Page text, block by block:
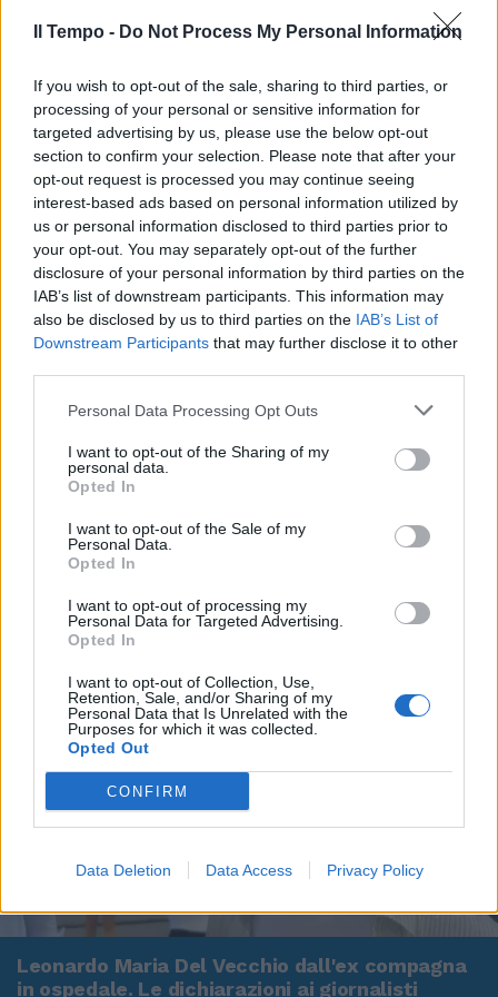
Il Tempo - Do Not Process My Personal Information
If you wish to opt-out of the sale, sharing to third parties, or
processing of your personal or sensitive information for
targeted advertising by us, please use the below opt-out
section to confirm your selection. Please note that after your
opt-out request is processed you may continue seeing
interest-based ads based on personal information utilized by
us or personal information disclosed to third parties prior to
your opt-out. You may separately opt-out of the further
disclosure of your personal information by third parties on the
IAB’s list of downstream participants. This information may
also be disclosed by us to third parties on the IAB’s List of
Downstream Participants that may further disclose it to other
Personal Data Processing Opt Outs
I want to opt-out of the Sharing of my
personal data.
Opted In
I want to opt-out of the Sale of my
Personal Data.
Opted In
I want to opt-out of processing my
Personal Data for Targeted Advertising.
Opted In
I want to opt-out of Collection, Use,
Retention, Sale, and/or Sharing of my
Personal Data that Is Unrelated with the
Purposes for which it was collected.
Opted Out
CONFIRM
Data Deletion Data Access Privacy Policy
Leonardo Maria Del Vecchio dall'ex compagna
in ospedale. Le dichiarazioni ai giornalisti